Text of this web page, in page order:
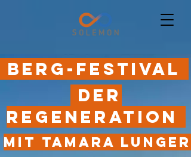
BERG-FESTIVAL
DER
REGENERATION
Mit tamara lunger